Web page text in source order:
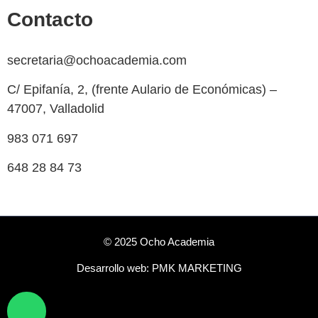
Contacto
secretaria@ochoacademia.com
C/ Epifanía, 2, (frente Aulario de Económicas) –
47007, Valladolid
983 071 697
648 28 84 73
© 2025 Ocho Academia
Desarrollo web: PMK MARKETING